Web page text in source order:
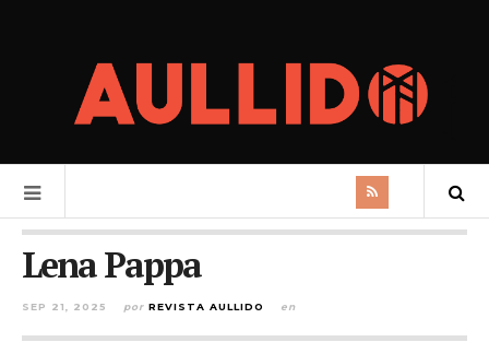
Lena Pappa
SEP 21, 2025 por REVISTA AULLIDO en